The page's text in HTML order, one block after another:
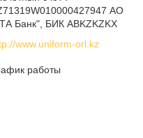
АО
Банк", БИК ABKZKZKX
www.uniform-orl.kz
работы